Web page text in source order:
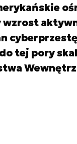
wzrost
tej pory